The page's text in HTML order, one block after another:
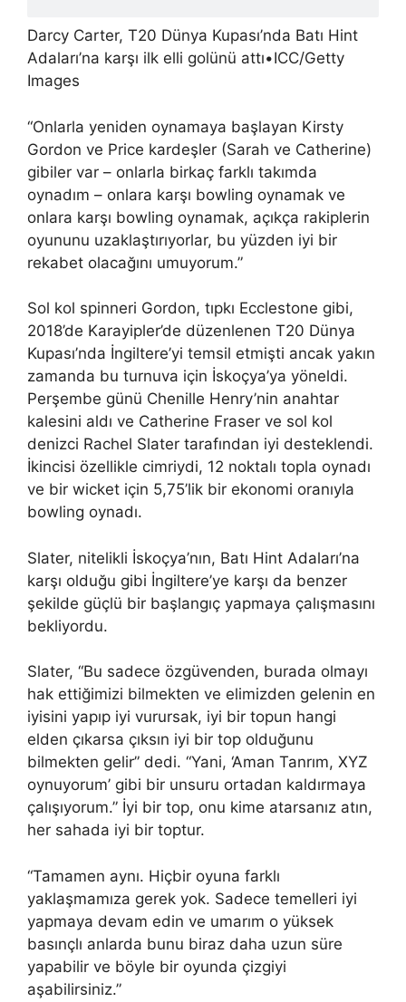
Darcy Carter, T20 Dünya Kupası’nda Batı Hint
Adaları’na karşı ilk elli golünü attı•ICC/Getty
Images
“Onlarla yeniden oynamaya başlayan Kirsty
Gordon ve Price kardeşler (Sarah ve Catherine)
gibiler var – onlarla birkaç farklı takımda
oynadım – onlara karşı bowling oynamak ve
onlara karşı bowling oynamak, açıkça rakiplerin
oyununu uzaklaştırıyorlar, bu yüzden iyi bir
rekabet olacağını umuyorum.”
Sol kol spinneri Gordon, tıpkı Ecclestone gibi,
2018’de Karayipler’de düzenlenen T20 Dünya
Kupası’nda İngiltere’yi temsil etmişti ancak yakın
zamanda bu turnuva için İskoçya’ya yöneldi.
Perşembe günü Chenille Henry’nin anahtar
kalesini aldı ve Catherine Fraser ve sol kol
denizci Rachel Slater tarafından iyi desteklendi.
İkincisi özellikle cimriydi, 12 noktalı topla oynadı
ve bir wicket için 5,75’lik bir ekonomi oranıyla
bowling oynadı.
Slater, nitelikli İskoçya’nın, Batı Hint Adaları’na
karşı olduğu gibi İngiltere’ye karşı da benzer
şekilde güçlü bir başlangıç ​​​​yapmaya çalışmasını
bekliyordu.
Slater, “Bu sadece özgüvenden, burada olmayı
hak ettiğimizi bilmekten ve elimizden gelenin en
iyisini yapıp iyi vurursak, iyi bir topun hangi
elden çıkarsa çıksın iyi bir top olduğunu
bilmekten gelir” dedi. “Yani, ‘Aman Tanrım, XYZ
oynuyorum’ gibi bir unsuru ortadan kaldırmaya
çalışıyorum.” İyi bir top, onu kime atarsanız atın,
her sahada iyi bir toptur.
“Tamamen aynı. Hiçbir oyuna farklı
yaklaşmamıza gerek yok. Sadece temelleri iyi
yapmaya devam edin ve umarım o yüksek
basınçlı anlarda bunu biraz daha uzun süre
yapabilir ve böyle bir oyunda çizgiyi
aşabilirsiniz.”